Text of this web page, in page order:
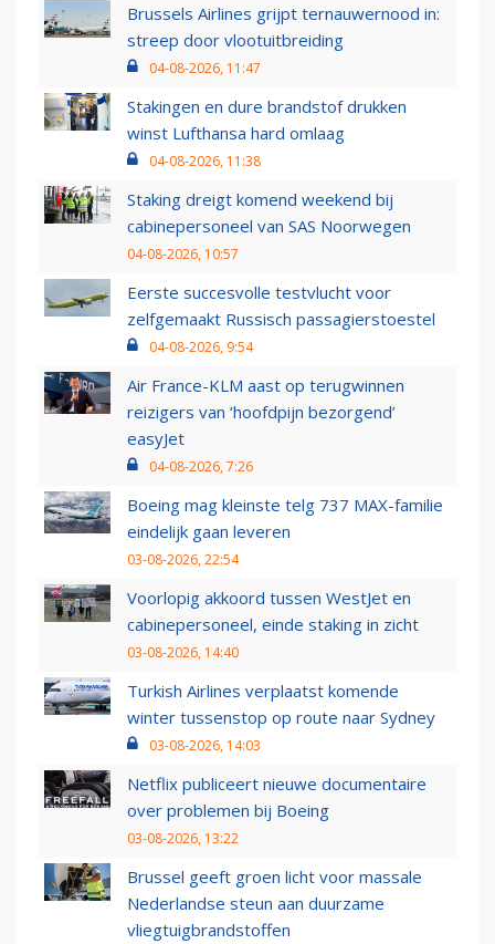
Brussels Airlines grijpt ternauwernood in:
streep door vlootuitbreiding
04-08-2026, 11:47
Stakingen en dure brandstof drukken
winst Lufthansa hard omlaag
04-08-2026, 11:38
Staking dreigt komend weekend bij
cabinepersoneel van SAS Noorwegen
04-08-2026, 10:57
Eerste succesvolle testvlucht voor
zelfgemaakt Russisch passagierstoestel
04-08-2026, 9:54
Air France-KLM aast op terugwinnen
reizigers van ‘hoofdpijn bezorgend’
easyJet
04-08-2026, 7:26
Boeing mag kleinste telg 737 MAX-familie
eindelijk gaan leveren
03-08-2026, 22:54
Voorlopig akkoord tussen WestJet en
cabinepersoneel, einde staking in zicht
03-08-2026, 14:40
Turkish Airlines verplaatst komende
winter tussenstop op route naar Sydney
03-08-2026, 14:03
Netflix publiceert nieuwe documentaire
over problemen bij Boeing
03-08-2026, 13:22
Brussel geeft groen licht voor massale
Nederlandse steun aan duurzame
vliegtuigbrandstoffen